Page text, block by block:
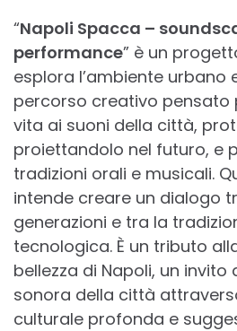
“Napoli Spacca –
performance” è un
esplora l’ambiente urbano
percorso creativo pensato
vita ai suoni della città,
proiettandolo nel futuro, e
tradizioni orali e musicali.
intende creare un dialogo
generazioni e tra la
tecnologica. È un tributo
bellezza di Napoli, un invito
sonora della città
culturale profonda e